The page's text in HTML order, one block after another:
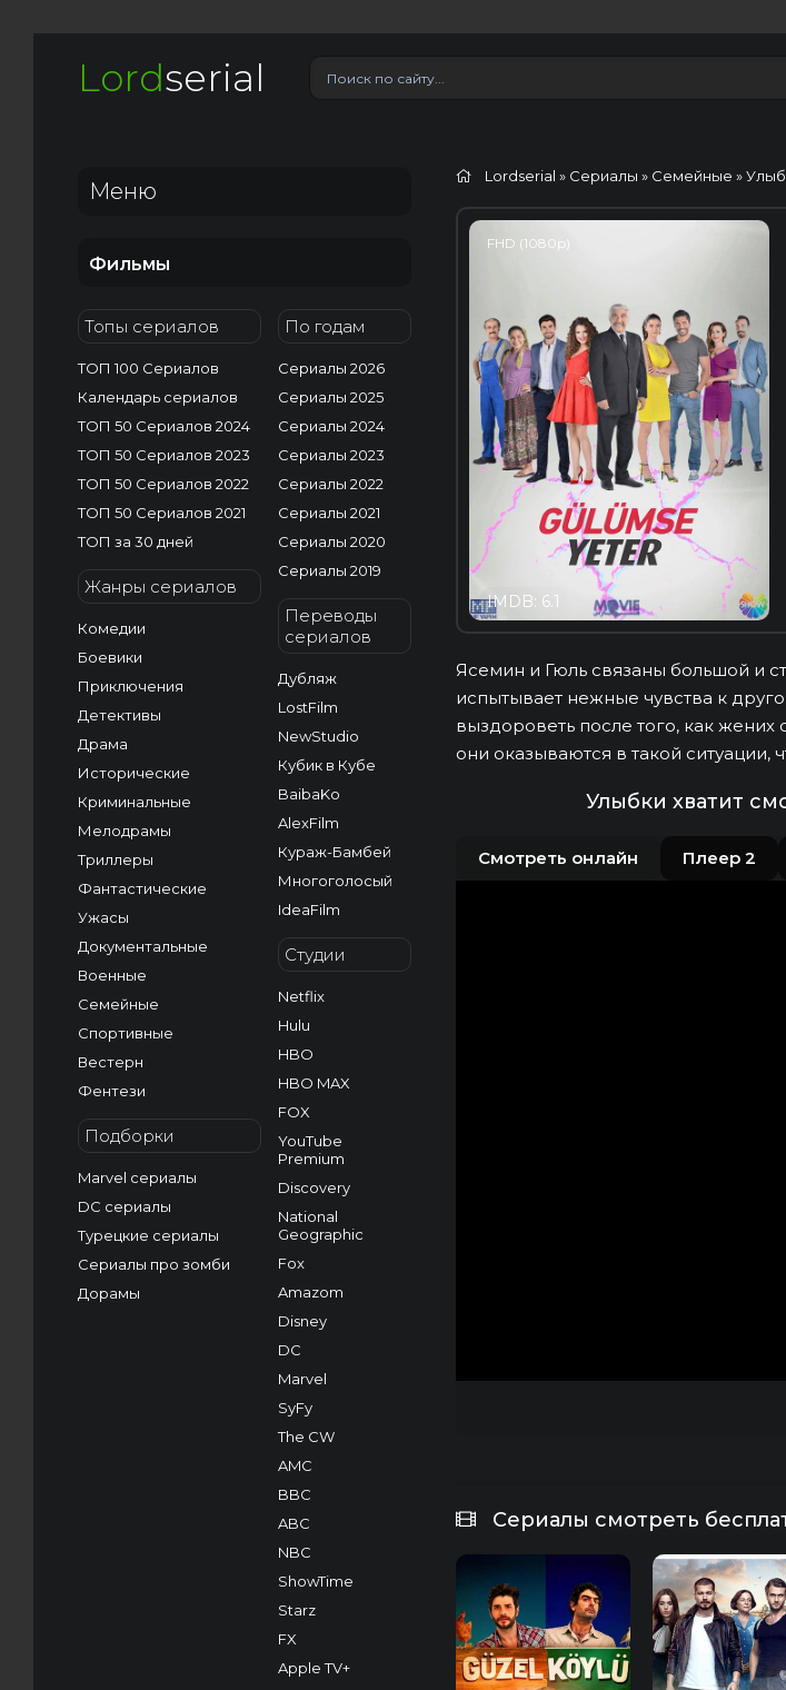
Lordserial
Меню
Фильмы
Топы сериалов
ТОП 100 Сериалов
Календарь сериалов
ТОП 50 Сериалов 2024
ТОП 50 Сериалов 2023
ТОП 50 Сериалов 2022
ТОП 50 Сериалов 2021
ТОП за 30 дней
Жанры сериалов
Комедии
Боевики
Приключения
Детективы
Драма
Исторические
Криминальные
Мелодрамы
Триллеры
Фантастические
Ужасы
Документальные
Военные
Семейные
Спортивные
Вестерн
Фентези
Подборки
Marvel сериалы
DC сериалы
Турецкие сериалы
Сериалы про зомби
Дорамы
По годам
Сериалы 2026
Сериалы 2025
Сериалы 2024
Сериалы 2023
Сериалы 2022
Сериалы 2021
Сериалы 2020
Сериалы 2019
Переводы
сериалов
Дубляж
LostFilm
NewStudio
Кубик в Кубе
BaibaKo
AlexFilm
Кураж-Бамбей
Многоголосый
IdeaFilm
Студии
Netflix
Hulu
HBO
HBO MAX
FOX
YouTube
Premium
Discovery
National
Geographic
Fox
Amazom
Disney
DC
Marvel
SyFy
The CW
AMC
BBC
ABC
NBC
ShowTime
Starz
FX
Apple TV+
Lordserial » Сериалы » Семейные »
FHD (1080p)
IMDB: 6.1
Ясемин и Гюль связаны большой и
испытывает нежные чувства к
выздороветь после того, как
они оказываются в такой ситуации,
Улыбки хватит
Смотреть онлайн Плеер 2
Сериалы смотреть